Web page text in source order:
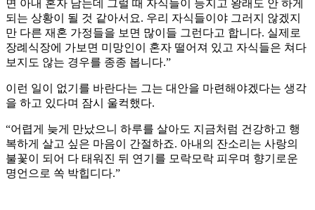
면 아내 혼자 남는데 그럴 때 자식들이 등지고 왕래도 안 하게
되는 상황이 될 것 같아서요. 우리 자식들이야 그러지 않겠지
만 다른 재혼 가정들을 보면 많이들 그런다고 합니다. 실제로
장례식장에 가보면 미망인이 혼자 떨어져 있고 자식들은 쳐다
보지도 않는 경우를 종종 봅니다.”
이런 일이 없기를 바란다는 그는 대안을 마련해야겠다는 생각
을 하고 있다며 잠시 울컥했다.
“어렵게 늦게 만났으니 하루를 살아도 지금처럼 건강하고 행
복하게 살고 싶은 마음이 간절하죠. 아내의 잔소리는 사랑의
불꽃이 되어 다 태워진 뒤 연기를 모락모락 피우며 향기로운
명언으로 쏙 박힙디다.”